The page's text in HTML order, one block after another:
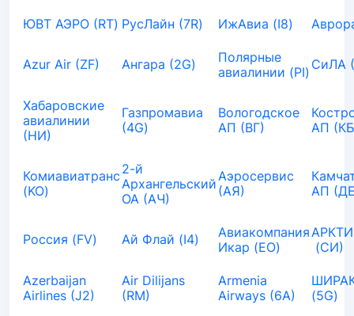
ЮВТ АЭРО (RT) РусЛайн (7R) ИжАвиа (I8)
Azur Air (ZF) Ангара (2G)
Полярные
авиалинии (PI) СиЛА
Хабаровские
авиалинии
(НИ)
Газпромавиа
(4G)
Вологодское
АП (ВГ)
АП
Комиавиатранс
(KO)
2-й
Архангельский
ОА (АЧ)
Аэросервис
(АЯ)
АП
Россия (FV) Ай Флай (I4)
Авиакомпания
Икар (EO)
(СИ)
Azerbaijan
Airlines (J2)
Air Dilijans
(RM)
Armenia
Airways (6A)
(5G)